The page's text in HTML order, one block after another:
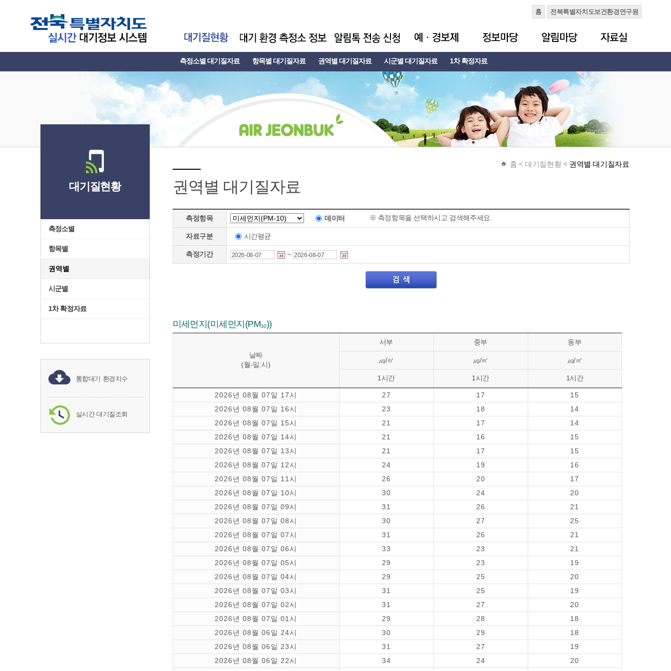
홈 전북특별자치도보건환경연구원
측정소별 대기질자료 항목별 대기질자료 권역별 대기질자료 시군별 대기질자료 1차 확정자료
대기질현황
측정소별
항목별
권역별
시군별
1차 확정자료
통합대기 환경지수
실시간 대기질조회
홈 < 대기질현황 < 권역별 대기질자료
권역별 대기질자료
측정항목 데이터 ※ 측정항목을 선택하시고 검색해주세요.
자료구분 시간평균
측정기간 ~
미세먼지(미세먼지(PM₁₀))
날짜
(월-일:시)
서부 중부 동부
㎍/㎥ ㎍/㎥ ㎍/㎥
1시간 1시간 1시간
2026년 08월 07일 17시 27 17
15
2026년 08월 07일 16시
23 18
14
2026년 08월 07일 15시
21 17
14
2026년 08월 07일 14시
21 16
15
2026년 08월 07일 13시
21 17
15
2026년 08월 07일 12시
24 19
16
2026년 08월 07일 11시
26 20
17
2026년 08월 07일 10시
30 24
20
2026년 08월 07일 09시
31 26
21
2026년 08월 07일 08시
30 27
25
2026년 08월 07일 07시
31 26
21
2026년 08월 07일 06시
33 23
21
2026년 08월 07일 05시
29 23
19
2026년 08월 07일 04시
29 25
20
2026년 08월 07일 03시
31 25
19
2026년 08월 07일 02시
31 27
20
2026년 08월 07일 01시
29 28
18
2026년 08월 06일 24시
30 29
18
2026년 08월 06일 23시
31 27
19
2026년 08월 06일 22시
34 24
20